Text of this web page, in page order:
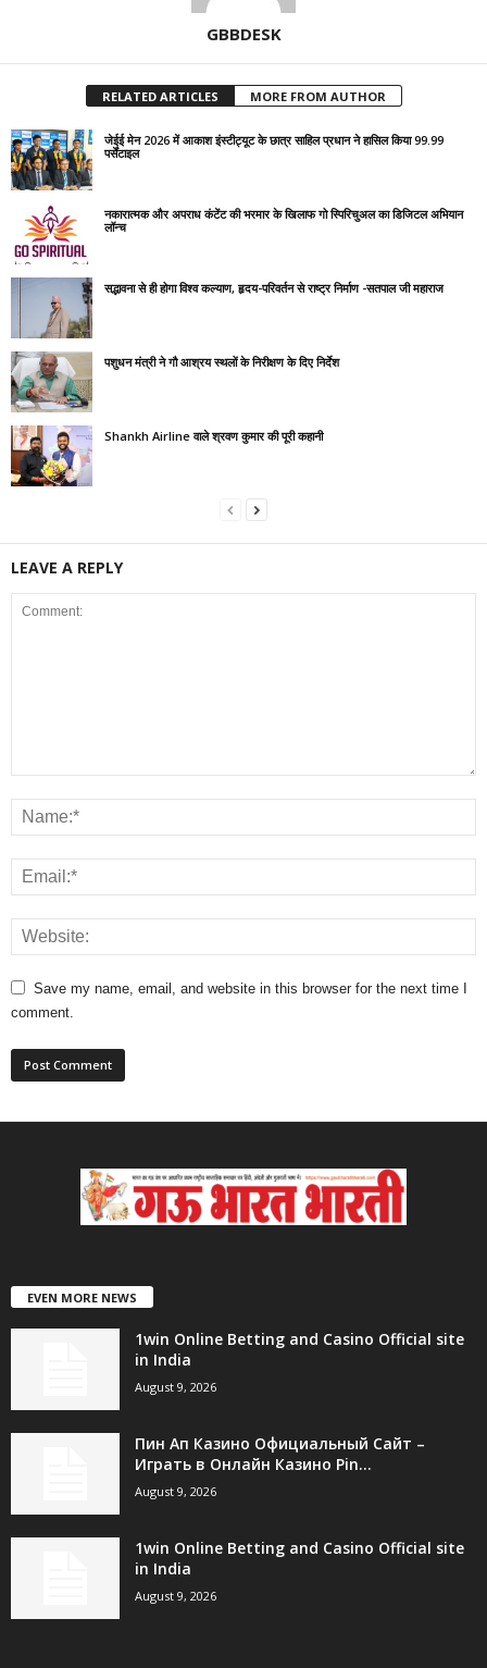
GBBDESK
RELATED ARTICLES MORE FROM AUTHOR
जेईई मेन 2026 में आकाश इंस्टीट्यूट के छात्र साहिल प्रधान ने हासिल किया 99.99
पर्सेंटाइल
नकारात्मक और अपराध कंटेंट की भरमार के खिलाफ गो स्पिरिचुअल का डिजिटल अभियान
लॉन्च
सद्भावना से ही होगा विश्व कल्याण, हृदय-परिवर्तन से राष्ट्र निर्माण -सतपाल जी महाराज
पशुधन मंत्री ने गौ आश्रय स्थलों के निरीक्षण के दिए निर्देश
Shankh Airline वाले श्रवण कुमार की पूरी कहानी
LEAVE A REPLY
Save my name, email, and website in this browser for the next time I
comment.
EVEN MORE NEWS
1win Online Betting and Casino Official site
in India
August 9, 2026
Пин Ап Казино Официальный Сайт –
Играть в Онлайн Казино Pin...
August 9, 2026
1win Online Betting and Casino Official site
in India
August 9, 2026